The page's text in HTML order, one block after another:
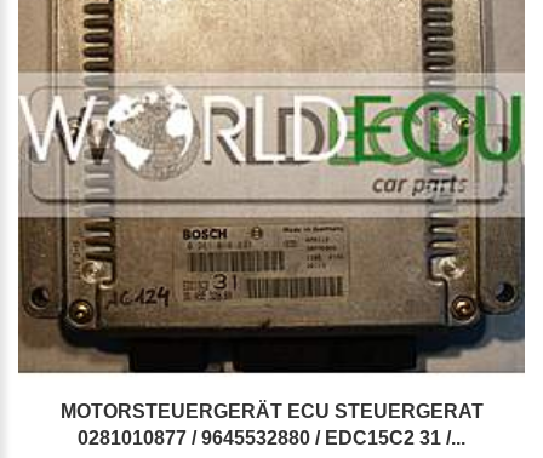
MOTORSTEUERGERÄT ECU STEUERGERAT
0281010877 / 9645532880 / EDC15C2 31 /...